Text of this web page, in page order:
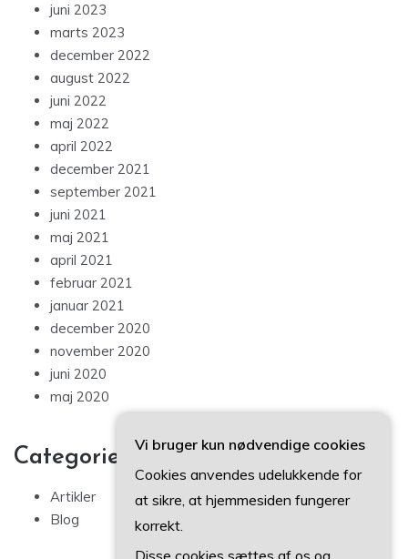
juni 2023
marts 2023
december 2022
august 2022
juni 2022
maj 2022
april 2022
december 2021
september 2021
juni 2021
maj 2021
april 2021
februar 2021
januar 2021
december 2020
november 2020
juni 2020
maj 2020
Categories
Artikler
Blog
Vi bruger kun nødvendige cookies
Cookies anvendes udelukkende for
at sikre, at hjemmesiden fungerer
korrekt.
Disse cookies sættes af os og